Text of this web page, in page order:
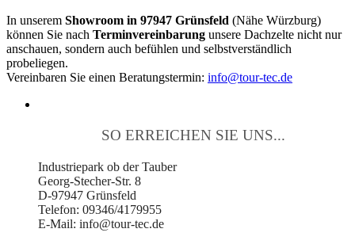
In unserem Showroom in 97947 Grünsfeld (Nähe Würzburg)
können Sie nach Terminvereinbarung unsere Dachzelte nicht nur
anschauen, sondern auch befühlen und selbstverständlich
probeliegen.
Vereinbaren Sie einen Beratungstermin: info@tour-tec.de
SO ERREICHEN SIE UNS...
Industriepark ob der Tauber
Georg-Stecher-Str. 8
D-97947 Grünsfeld
Telefon: 09346/4179955
E-Mail: info@tour-tec.de